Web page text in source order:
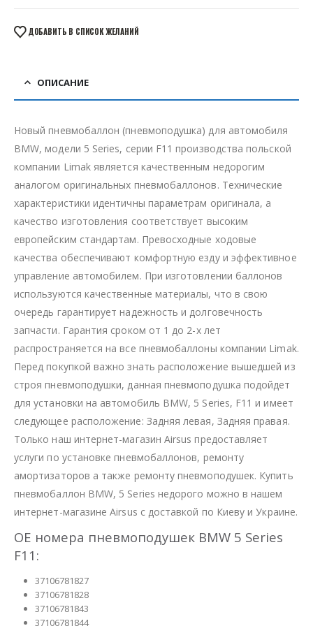
ДОБАВИТЬ В СПИСОК ЖЕЛАНИЙ
ОПИСАНИЕ
Новый пневмобаллон (пневмоподушка) для автомобиля
BMW, модели 5 Series, серии F11 производства польской
компании Limak является качественным недорогим
аналогом оригинальных пневмобаллонов. Технические
характеристики идентичны параметрам оригинала, а
качество изготовления соответствует высоким
европейским стандартам. Превосходные ходовые
качества обеспечивают комфортную езду и эффективное
управление автомобилем. При изготовлении баллонов
используются качественные материалы, что в свою
очередь гарантирует надежность и долговечность
запчасти. Гарантия сроком от 1 до 2-х лет
распространяется на все пневмобаллоны компании Limak.
Перед покупкой важно знать расположение вышедшей из
строя пневмоподушки, данная пневмоподушка подойдет
для установки на автомобиль BMW, 5 Series, F11 и имеет
следующее расположение: Задняя левая, Задняя правая.
Только наш интернет-магазин Airsus предоставляет
услуги по установке пневмобаллонов, ремонту
амортизаторов а также ремонту пневмоподушек. Купить
пневмобаллон BMW, 5 Series недорого можно в нашем
интернет-магазине Airsus с доставкой по Киеву и Украине.
OE номера пневмоподушек BMW 5 Series
F11:
37106781827
37106781828
37106781843
37106781844